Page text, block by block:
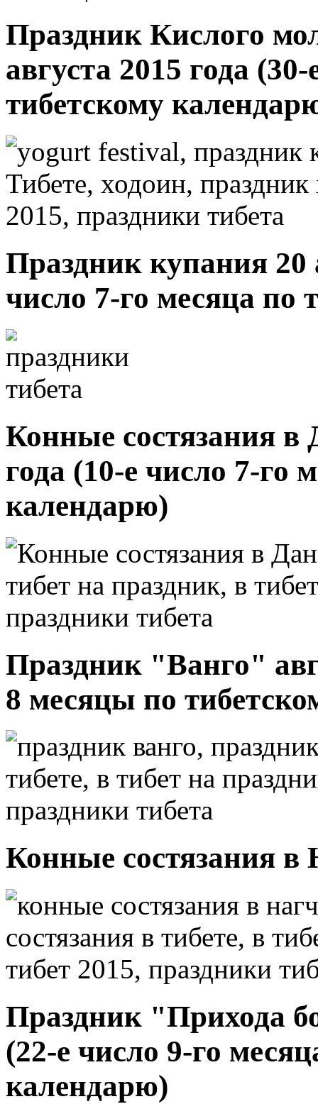
Праздник Кислого
августа 2015 года
тибетскому
Праздник купания 20
число 7-го месяца по
Конные состязания в
года (10-е число 7-го
календарю)
Праздник "Ванго"
8 месяцы по
Конные состязания в
Праздник "Прихода
(22-е число 9-го
календарю)